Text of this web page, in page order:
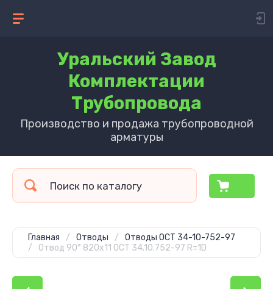
Уральский Завод
Комплектации
Трубопровода
Производство и продажа трубопроводной
арматуры
Главная / Отводы /
Отводы ОСТ 34-10-752-97
/
Отвод 90° 820х11 ОСТ 34.10.752-97 R=1D